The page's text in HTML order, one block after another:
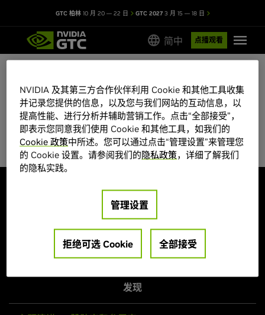
GTC 柏林10 月 20 — 22 日 GTC 20273 月 15 — 18 日
简中 点播观看
GTC 2026 会议目录
部分会议席位有限，先到先得。
海报展示 演讲嘉宾
创业公司和投资机构 培训和认证
发现
NVIDIA 及其第三方合作伙伴利用 Cookie 和其他工具收集
并记录您提供的信息，以及您与我们网站的互动信息，以
提高性能、进行分析并辅助营销工作。点击“全部接受”，
即表示您同意我们使用 Cookie 和其他工具，如我们的
Cookie 政策中所述。您可以通过点击“管理设置”来管理您
的 Cookie 设置。请参阅我们的隐私政策，详细了解我们
的隐私实践。
管理设置
拒绝可选 Cookie 全部接受